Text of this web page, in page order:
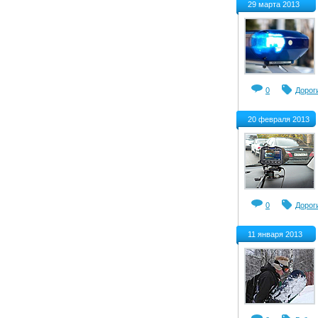
29 марта 2013
0
20 февраля 2013
0
11 января 2013